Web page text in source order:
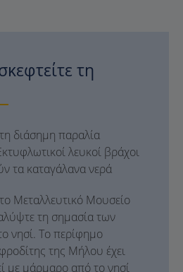
τη
διάσημη παραλία
λευκοί βράχοι
τα καταγάλανα νερά
Μεταλλευτικό Μουσείο
τη σημασία των
νησί. Το περίφημο
της Μήλου έχει
με μάρμαρο από το νησί